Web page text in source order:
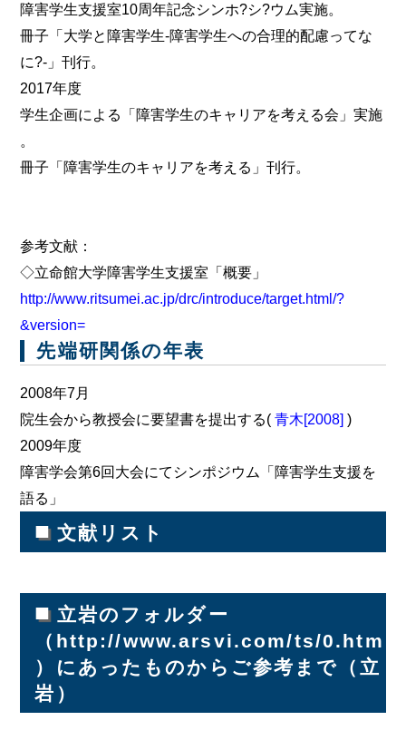
障害学生支援室10周年記念シンホ?シ?ウム実施。
冊子「大学と障害学生-障害学生への合理的配慮ってな
に?-」刊行。
2017年度
学生企画による「障害学生のキャリアを考える会」実施
。
冊子「障害学生のキャリアを考える」刊行。
参考文献：
◇立命館大学障害学生支援室「概要」
http://www.ritsumei.ac.jp/drc/introduce/target.html/?
&version=
先端研関係の年表
2008年7月
院生会から教授会に要望書を提出する(青木[2008] )
2009年度
障害学会第6回大会にてシンポジウム「障害学生支援を
語る」
■ 文献リスト
■ 立岩のフォルダー
（http://www.arsvi.com/ts/0.htm
）にあったものからご参考まで（立
岩）